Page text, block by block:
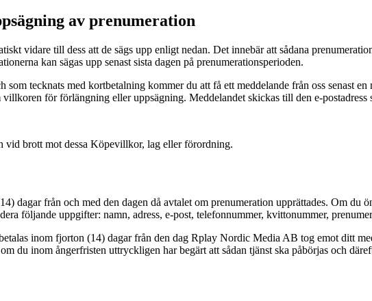
av prenumeration
vidare till dess att de sägs upp enligt nedan. Det innebär att sådana
kan sägas upp senast sista dagen på prenumerationsperioden.
tecknats med kortbetalning kommer du att få ett meddelande från oss senast
för förlängning eller uppsägning. Meddelandet skickas till den e-
vid brott mot dessa Köpevillkor, lag eller förordning.
dagar från och med den dagen då avtalet om prenumeration upprättades. Om du
följande uppgifter: namn, adress, e-post, telefonnummer, kvittonummer,
inom fjorton (14) dagar från den dag Rplay Nordic Media AB tog emot ditt
du inom ångerfristen uttryckligen har begärt att sådan tjänst ska påbörjas och